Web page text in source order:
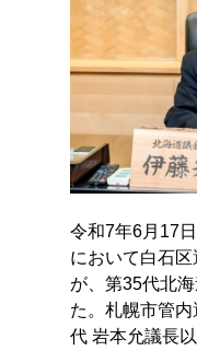
令和7年6月17
において白石
が、第35代北
た。札幌市管
代 岩本允議長